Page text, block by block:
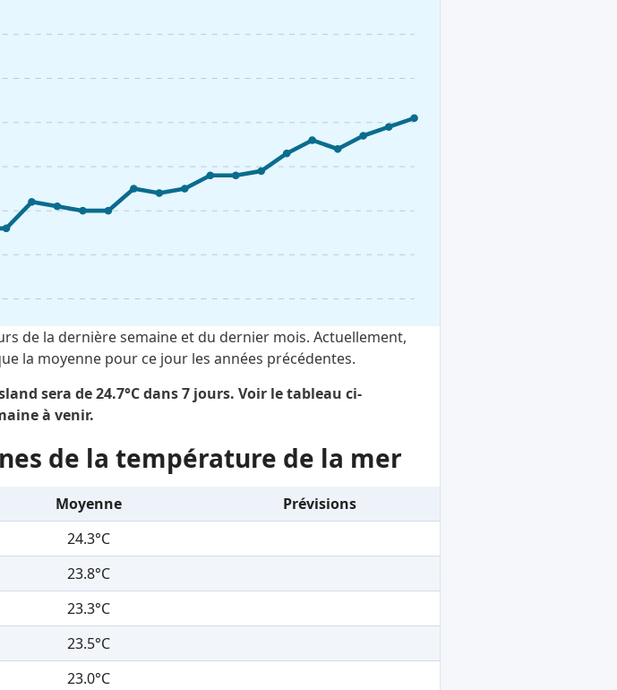
de la dernière semaine et du dernier mois. Actuellement,
la moyenne pour ce jour les années précédentes.
sera de 24.7°C dans 7 jours. Voir le tableau ci-
à venir.
de la température de la mer
Moyenne
Prévisions
24.3°C
23.8°C
23.3°C
23.5°C
23.0°C